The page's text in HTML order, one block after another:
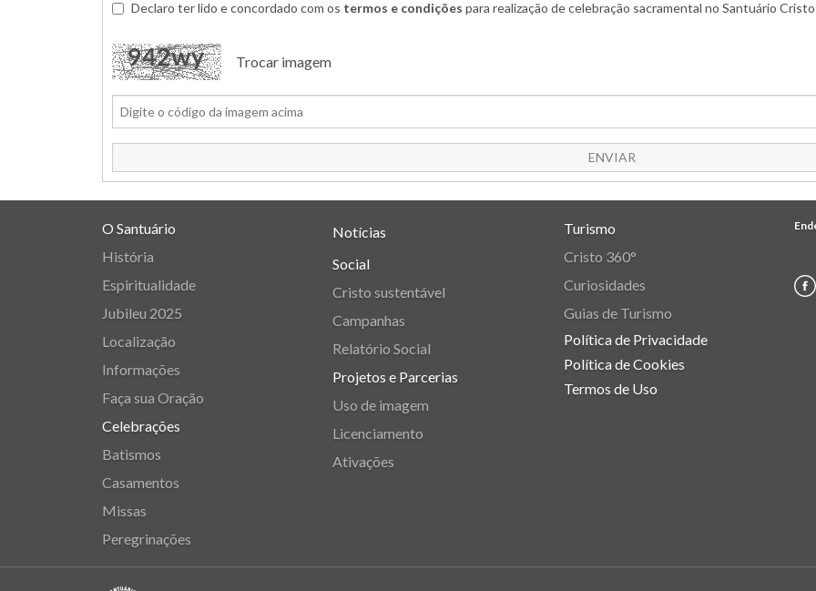
Declaro ter lido e concordado com os termos e condições para realização de celebração sacramental no Santuário
Trocar imagem
ENVIAR
O Santuário
História
Espiritualidade
Jubileu 2025
Localização
Informações
Faça sua Oração
Celebrações
Batismos
Casamentos
Missas
Peregrinações
Notícias
Social
Cristo sustentável
Campanhas
Relatório Social
Projetos e Parcerias
Uso de imagem
Licenciamento
Ativações
Turismo
Cristo 360°
Curiosidades
Guias de Turismo
Política de Privacidade
Política de Cookies
Termos de Uso